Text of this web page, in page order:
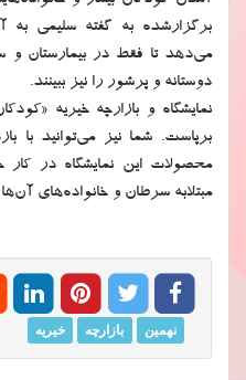
برگزارشده به گفته سلیمی به
می‌دهد تا فقط در بیمارستان و
دوستانه و پرشور را نیز ببینند.
برپاست. شما نیز می‌توانید با
محصولات این نمایشگاه در کار
مبتلابه سرطان و خانواده‌های
نهمین بازارچه خیریه